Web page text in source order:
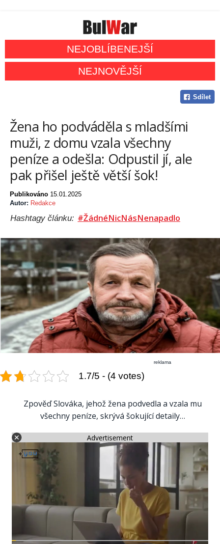
NEJOBLÍBENEJŠÍ
NEJNOVĚJŠÍ
Sdílet
Žena ho podváděla s mladšími
muži, z domu vzala všechny
peníze a odešla: Odpustil jí, ale
pak přišel ještě větší šok!
Publikováno 15.01.2025
Autor: Redakce
Hashtagy článku: #ŽádnéNicNásNenapadlo
reklama
1.7/5 - (4 votes)
Zpověď Slováka, jehož žena podvedla a vzala mu
všechny peníze, skrývá šokující detaily…
Advertisement